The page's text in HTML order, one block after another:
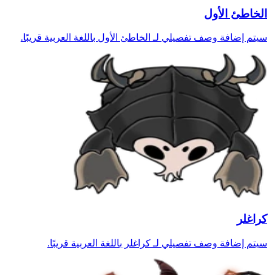
الخاطئ الأول
سيتم إضافة وصف تفصيلي لـ الخاطئ الأول باللغة العربية قريبًا.
كراغلر
سيتم إضافة وصف تفصيلي لـ كراغلر باللغة العربية قريبًا.